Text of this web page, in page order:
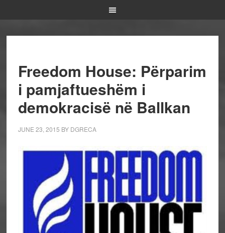
Freedom House: Përparim
i pamjaftueshëm i
demokracisë në Ballkan
JUNE 23, 2015 BY DGRECA